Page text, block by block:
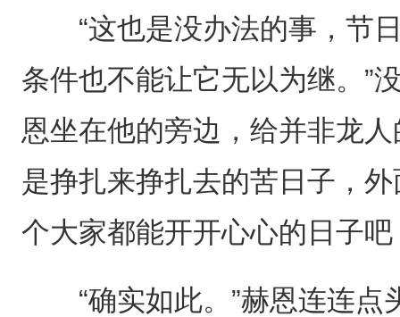
“这也是没办法的事，节日
条件也不能让它无以为继。”
恩坐在他的旁边，给并非龙
是挣扎来挣扎去的苦日子，
个大家都能开开心心的日子吧
“确实如此。”赫恩连连点